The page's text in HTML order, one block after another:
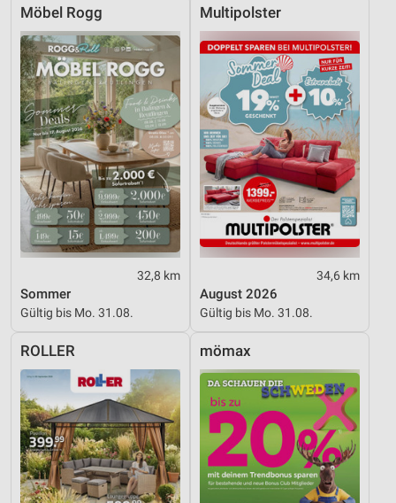
Möbel Rogg
32,8 km
Sommer
Gültig bis Mo. 31.08.
Multipolster
34,6 km
August 2026
Gültig bis Mo. 31.08.
ROLLER mömax